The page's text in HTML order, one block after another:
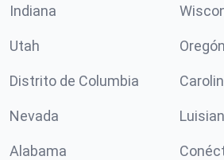
Indiana
Utah Oregón
Distrito de Columbia
Nevada
Alabama